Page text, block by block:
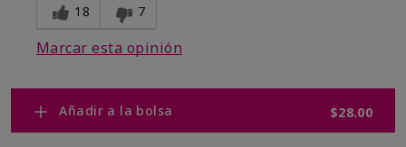
Añadir a la bolsa $28.00
18 7
Marcar esta opinión
Mostrar opiniones
Volver al inicio